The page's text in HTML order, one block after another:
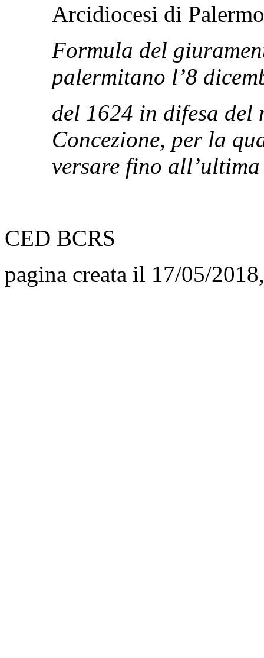
Arcidiocesi di Palermo
Formula del
palermitano l’8
del 1624 in difesa del
Concezione, per la
versare fino
CED BCRS
pagina creata il 17/05/